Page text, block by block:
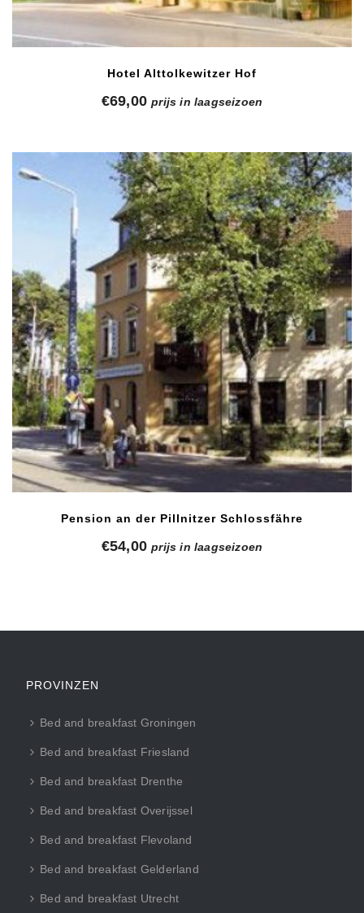
Hotel Alttolkewitzer Hof
€69,00 prijs in laagseizoen
Pension an der Pillnitzer Schlossfähre
€54,00 prijs in laagseizoen
PROVINZEN
Bed and breakfast Groningen
Bed and breakfast Friesland
Bed and breakfast Drenthe
Bed and breakfast Overijssel
Bed and breakfast Flevoland
Bed and breakfast Gelderland
Bed and breakfast Utrecht